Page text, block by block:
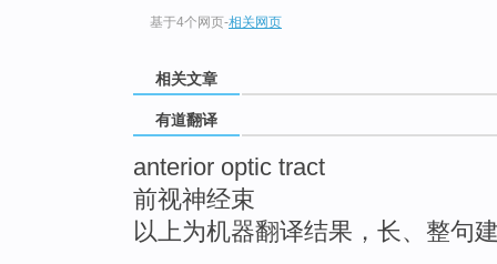
基于4个网页-相关网页
相关文章
有道翻译
anterior optic tract
前视神经束
以上为机器翻译结果，长、整句